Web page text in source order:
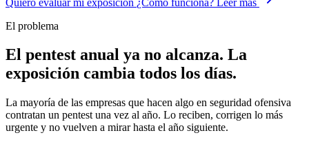
El problema
El pentest anual ya no alcanza. La
exposición cambia todos los días.
La mayoría de las empresas que hacen algo en seguridad ofensiva
contratan un pentest una vez al año. Lo reciben, corrigen lo más
urgente y no vuelven a mirar hasta el año siguiente.